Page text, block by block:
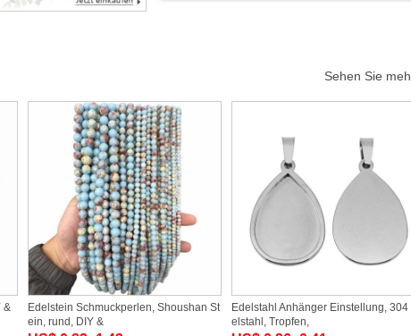
Sehen Sie
&
Edelstein Schmuckperlen, Shoushan St
ein, rund, DIY &
Edelstahl Anhänger Einstellung, 304
elstahl, Tropfen,